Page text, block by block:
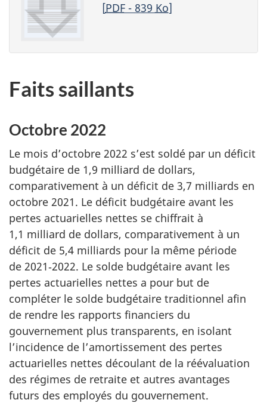
[PDF- 839 Ko]
Faits saillants
Octobre 2022
Le mois d’octobre 2022 s’est soldé par un déficit
budgétaire de 1,9 milliard de dollars,
comparativement à un déficit de 3,7 milliards en
octobre 2021. Le déficit budgétaire avant les
pertes actuarielles nettes se chiffrait à
1,1 milliard de dollars, comparativement à un
déficit de 5,4 milliards pour la même période
de 2021‑2022. Le solde budgétaire avant les
pertes actuarielles nettes a pour but de
compléter le solde budgétaire traditionnel afin
de rendre les rapports financiers du
gouvernement plus transparents, en isolant
l’incidence de l’amortissement des pertes
actuarielles nettes découlant de la réévaluation
des régimes de retraite et autres avantages
futurs des employés du gouvernement.